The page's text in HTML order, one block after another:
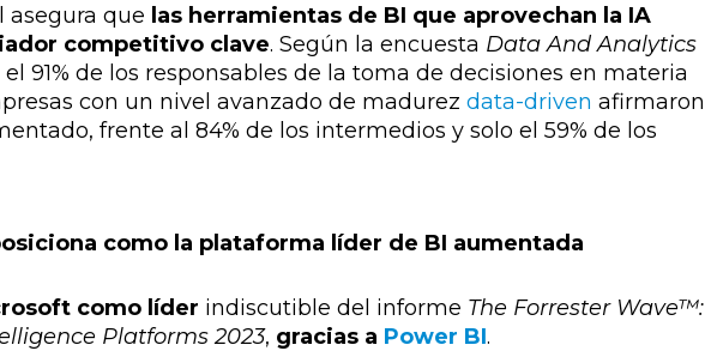
asegura que las herramientas de BI que aprovechan la IA
competitivo clave. Según la encuesta Data And Analytics
91% de los responsables de la toma de decisiones en materia
con un nivel avanzado de madurez data-driven afirmaron
frente al 84% de los intermedios y solo el 59% de los
como la plataforma líder de BI aumentada
como líder indiscutible del informe The Forrester Wave™:
Platforms 2023, gracias a Power BI.